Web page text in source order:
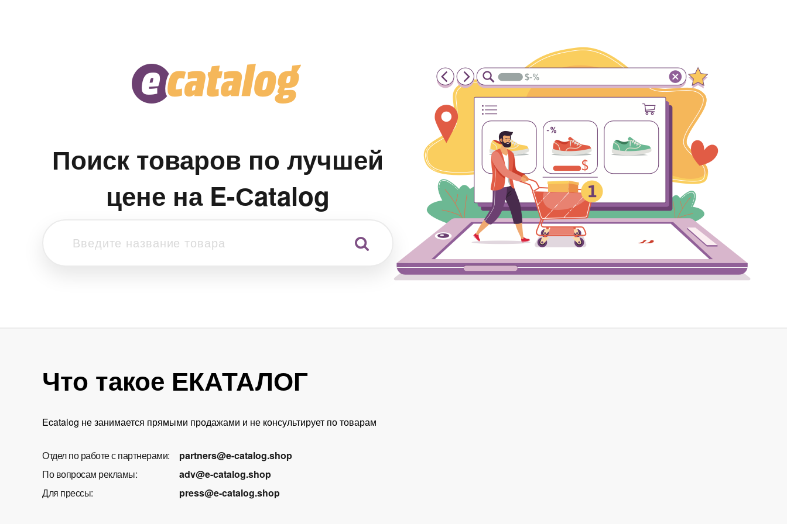
Поиск товаров по лучшей
цене на E-Сatalog
Что такое ЕКАТАЛОГ
Ecatalog не занимается прямыми продажами и не консультирует по товарам
Отдел по работе с партнерами:
partners@e-catalog.shop
По вопросам рекламы:
adv@e-catalog.shop
Для прессы:
press@e-catalog.shop